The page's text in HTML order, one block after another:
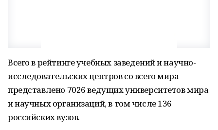
Всего в рейтинге учебных заведений и научно-
исследовательских центров со всего мира
представлено 7026 ведущих университетов мира
и научных организаций, в том числе 136
российских вузов.